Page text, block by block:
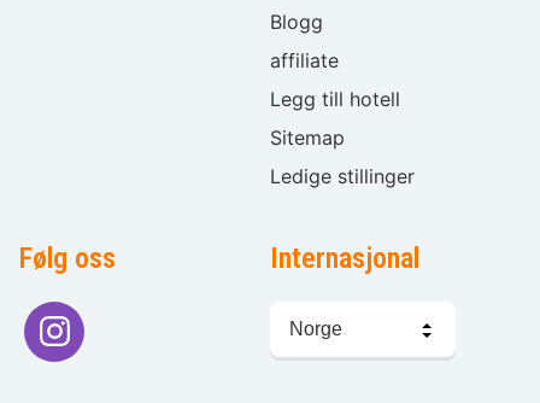
Blogg
affiliate
Legg till hotell
Sitemap
Ledige stillinger
Følg oss Internasjonal